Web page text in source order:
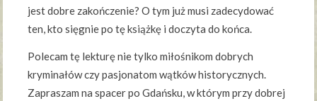
jest dobre zakończenie? O tym już musi zadecydować
ten, kto sięgnie po tę książkę i doczyta do końca.
Polecam tę lekturę nie tylko miłośnikom dobrych
kryminałów czy pasjonatom wątków historycznych.
Zapraszam na spacer po Gdańsku, w którym przy dobrej